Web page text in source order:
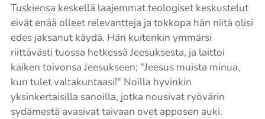
Tuskiensa keskellä laajemmat teologiset keskustelut
eivät enää olleet relevantteja ja tokkopa hän niitä olisi
edes jaksanut käydä. Hän kuitenkin ymmärsi
riittävästi tuossa hetkessä Jeesuksesta, ja laittoi
kaiken toivonsa Jeesukseen; "Jeesus muista minua,
kun tulet valtakuntaasi!" Noilla hyvinkin
yksinkertaisilla sanoilla, jotka nousivat ryövärin
sydämestä avasivat taivaan ovet apposen auki.